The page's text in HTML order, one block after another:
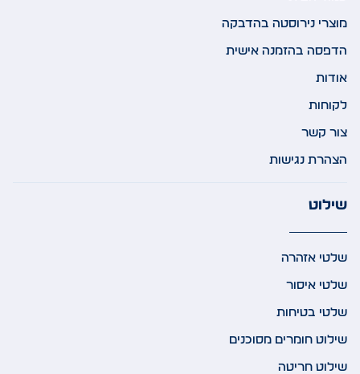
מוצרי נירוסטה בהדבקה
הדפסה בהזמנה אישית
אודות
לקוחות
צור קשר
הצהרת נגישות
שילוט
שלטי אזהרה
שלטי איסור
שלטי בטיחות
שילוט חומרים מסוכנים
שילוט חריטה